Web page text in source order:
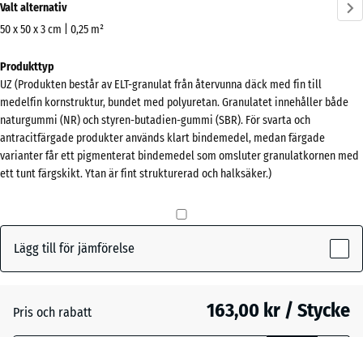
information
om
Visa
färgpalett
Skiffergrå (active)
Gräsgrön + 7,00 kr
Tegelröd
Valt alternativ
50 x 50 x 3 cm | 0,25 m²
för
frakt
540
x
540
x
Den valda måtten med
(om inte annat anges i
produktinformationen).
Produkttyp
UZ (Produkten består av ELT-granulat från återvunna däck med fin till
medelfin kornstruktur, bundet med polyuretan. Granulatet innehåller både
naturgummi (NR) och styren-butadien-gummi (SBR). För svarta och
antracitfärgade produkter används klart bindemedel, medan färgade
varianter får ett pigmenterat bindemedel som omsluter granulatkornen med
ett tunt färgskikt. Ytan är fint strukturerad och halksäker.)
Lägg till för jämförelse
Pris och rabatt 163,00 kr / Stycke